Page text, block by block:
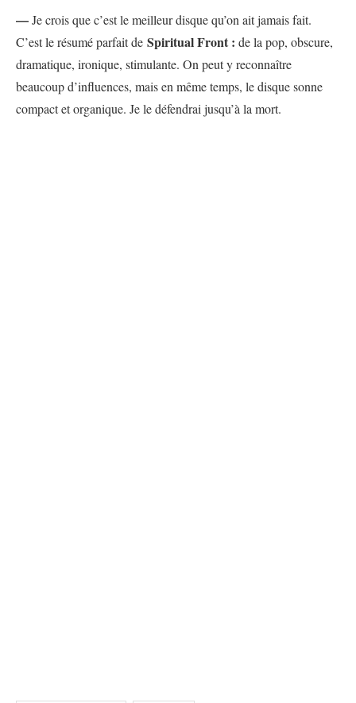
—Je crois que c’est le meilleur disque qu’on ait jamais fait.
C’est le résumé parfait de Spiritual Front : de la pop, obscure,
dramatique, ironique, stimulante. On peut y reconnaître
beaucoup d’influences, mais en même temps, le disque sonne
compact et organique. Je le défendrai jusqu’à la mort.